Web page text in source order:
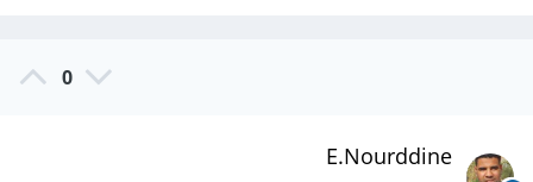
0
E.Nourddine